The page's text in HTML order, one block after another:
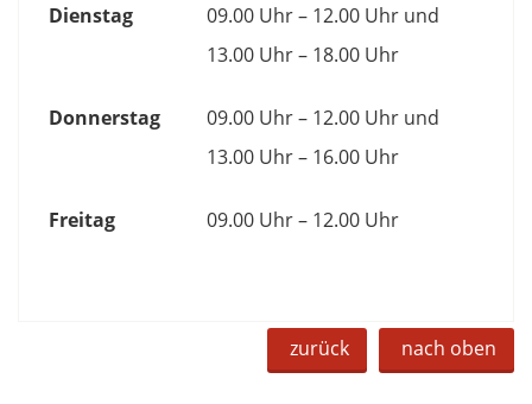
Dienstag
09.00 Uhr – 12.00 Uhr und
13.00 Uhr – 18.00 Uhr
Donnerstag
09.00 Uhr – 12.00 Uhr und
13.00 Uhr – 16.00 Uhr
Freitag 09.00 Uhr – 12.00 Uhr
zurück nach oben